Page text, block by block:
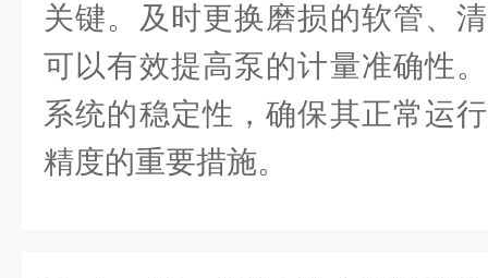
关键。及时更换磨损的软管、
可以有效提高泵的计量准确性
系统的稳定性，确保其正常运
精度的重要措施。